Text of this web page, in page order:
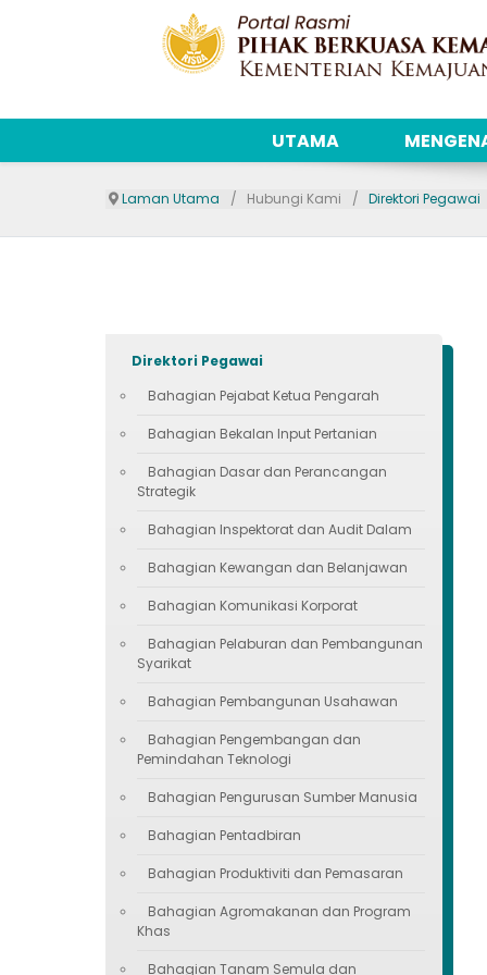
UTAMA
Laman Utama Hubungi Kami Direktori Pegawai
Direktori Pegawai
Bahagian Pejabat Ketua Pengarah
Bahagian Bekalan Input Pertanian
Bahagian Dasar dan Perancangan
Strategik
Bahagian Inspektorat dan Audit Dalam
Bahagian Kewangan dan Belanjawan
Bahagian Komunikasi Korporat
Bahagian Pelaburan dan Pembangunan
Syarikat
Bahagian Pembangunan Usahawan
Bahagian Pengembangan dan
Pemindahan Teknologi
Bahagian Pengurusan Sumber Manusia
Bahagian Pentadbiran
Bahagian Produktiviti dan Pemasaran
Bahagian Agromakanan dan Program
Khas
Bahagian Tanam Semula dan